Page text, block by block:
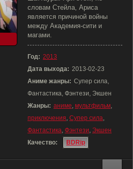
словам Стейла, Ариса
является причиной войны
между Академия-сити и
магами.
Год: 2013
Дата выхода: 2013-02-23
Аниме жанры: Супер сила,
Фантастика, Фэнтези, Экшен
Жанры: аниме, мультфильм,
приключения, Супер сила,
Фантастика, Фэнтези, Экшен
Качество:
BDRip